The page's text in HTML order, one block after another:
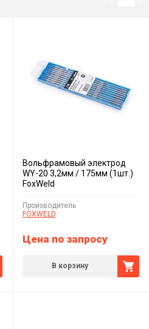
Вольфрамовый электрод
WY-20 3,2мм / 175мм (1шт.)
FoxWeld
Производитель
FOXWELD
Цена по запросу
В корзину